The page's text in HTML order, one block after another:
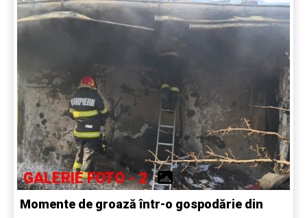
GALERIE FOTO - 2
Momente de groază într-o gospodărie din